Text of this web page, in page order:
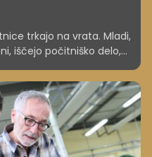
trkajo na vrata. Mladi,
iščejo počitniško delo,
A kakšno je trenutno